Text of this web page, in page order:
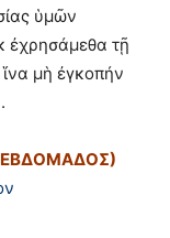
ὑμῶν
ἐχρησάμεθα τῇ
μὴ ἐγκοπήν
ΕΒΔΟΜΑΔΟΣ)